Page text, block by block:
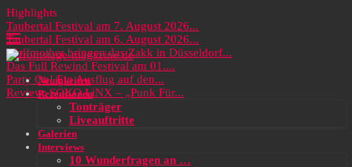
Highlights
Taubertal Festival am 7. August 2026...
Taubertal Festival am 6. August 2026...
Wolfmother bringen das Zakk in Düsseldorf...
Das Full Rewind Festival am 01....
Party On! Ein Ausflug auf den...
Review: SOKO LiNX – „Punk Für...
Neuigkeiten
Rezensionen
Tonträger
Liveauftritte
Galerien
Interviews
10 Wunderfragen an …